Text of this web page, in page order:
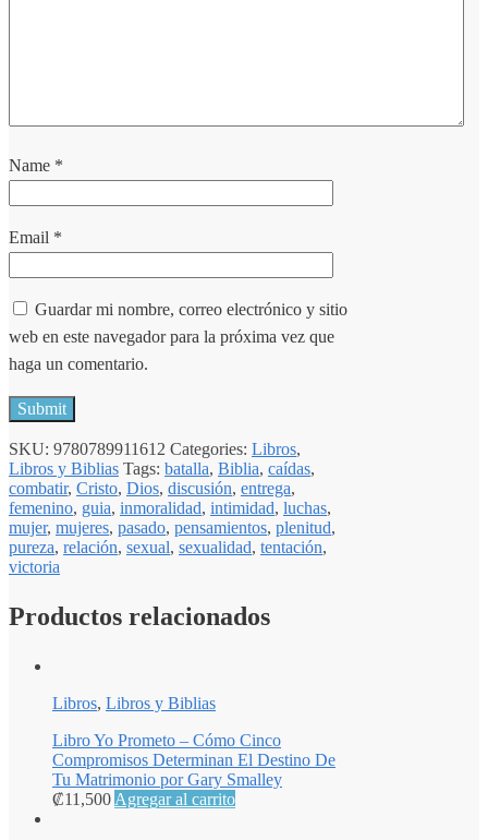
Name *
Email *
Guardar mi nombre, correo electrónico y sitio
web en este navegador para la próxima vez que
haga un comentario.
SKU: 9780789911612 Categories: Libros,
Libros y Biblias Tags: batalla, Biblia, caídas,
combatir, Cristo, Dios, discusión, entrega,
femenino, guia, inmoralidad, intimidad, luchas,
mujer, mujeres, pasado, pensamientos, plenitud,
pureza, relación, sexual, sexualidad, tentación,
victoria
Productos relacionados
Libros, Libros y Biblias
Libro Yo Prometo – Cómo Cinco
Compromisos Determinan El Destino De
Tu Matrimonio por Gary Smalley
₡11,500 Agregar al carrito